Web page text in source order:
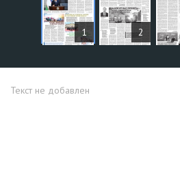
1 2
СТАТЬИ
Текст не добавлен